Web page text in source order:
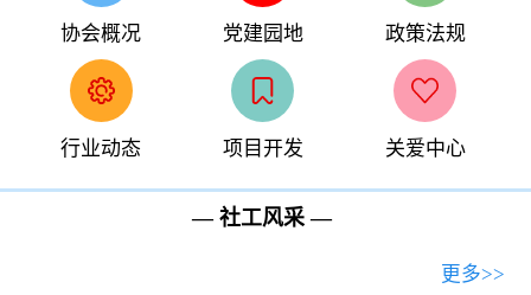
协会概况 党建园地 政策法规
行业动态 项目开发 关爱中心
— 社工风采 —
更多>>